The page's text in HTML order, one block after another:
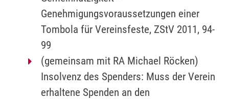
Genehmigungsvoraussetzungen einer
Tombola für Vereinsfeste, ZStV 2011, 94-
99
(gemeinsam mit RA Michael Röcken)
Insolvenz des Spenders: Muss der Verein
erhaltene Spenden an den